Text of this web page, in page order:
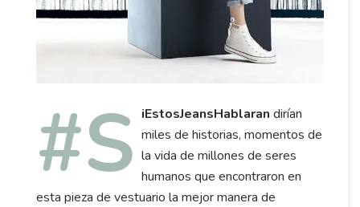
#S iEstosJeansHablaran dirían
miles de historias, momentos de
la vida de millones de seres
humanos que encontraron en
esta pieza de vestuario la mejor manera de